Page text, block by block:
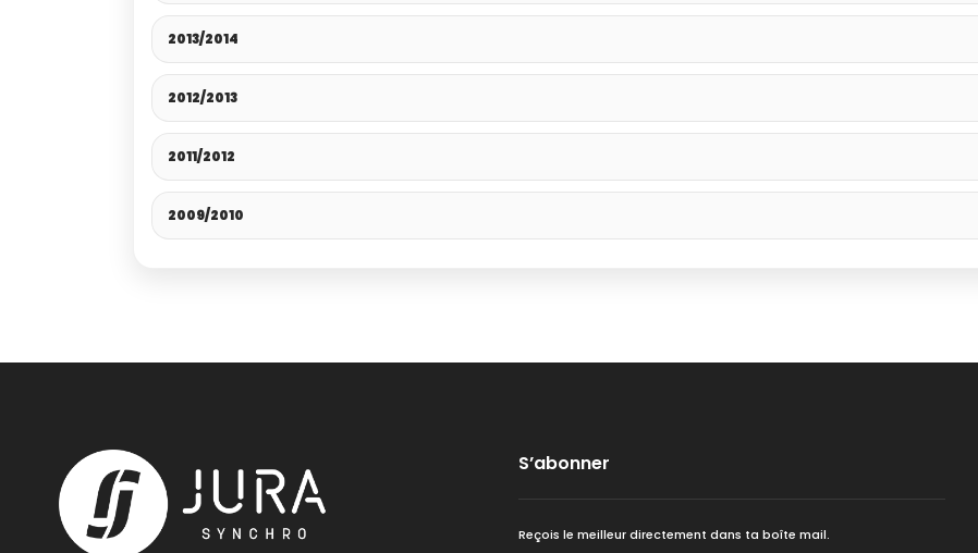
2013/2014
2012/2013
2011/2012
2009/2010
S’abonner
Reçois le meilleur directement dans ta boîte mail.